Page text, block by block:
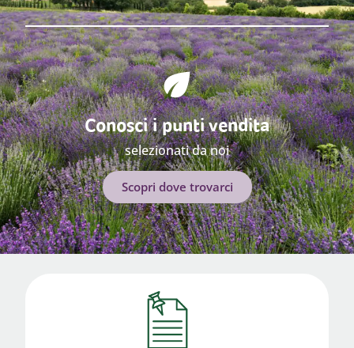
Conosci i punti vendita
selezionati da noi
Scopri dove trovarci